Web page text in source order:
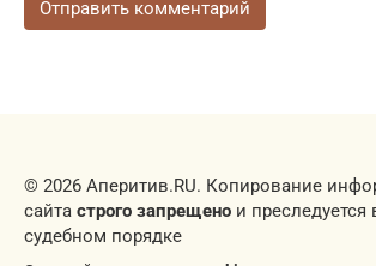
© 2026 Аперитив.RU. Копирование
сайта строго запрещено и преследуется
судебном порядке